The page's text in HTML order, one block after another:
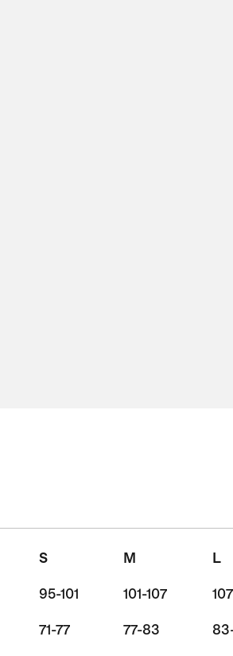
S M L
95-101 101-107
71-77 77-83